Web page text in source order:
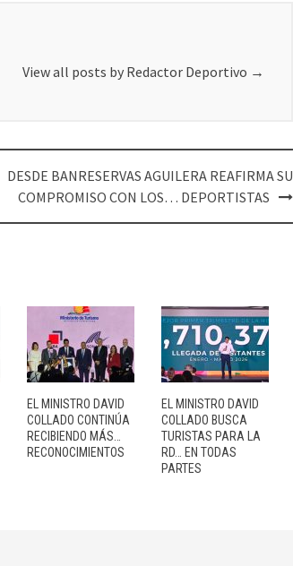
View all posts by Redactor Deportivo →
DESDE BANRESERVAS AGUILERA REAFIRMA SU
COMPROMISO CON LOS… DEPORTISTAS
EL MINISTRO DAVID
COLLADO CONTINÚA
RECIBIENDO MÁS…
RECONOCIMIENTOS
EL MINISTRO DAVID
COLLADO BUSCA
TURISTAS PARA LA
RD… EN TODAS
PARTES